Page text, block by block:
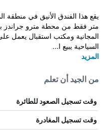
متر فقط من محطة مترو جراندز
المجانية ومكتب استقبال يعمل
السياحية يبيع ا...
المزيد
من الجيد أن تعلم
وقت تسجيل الصعود للطائرة
وقت تسجيل المغادرة